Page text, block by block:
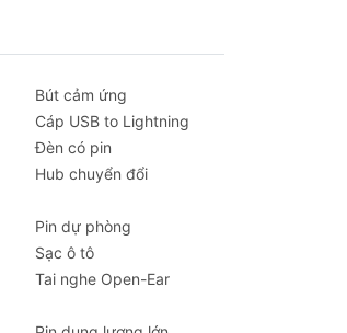
Bút cảm ứng
Cáp USB to Lightning
Đèn có pin
Hub chuyển đổi
Pin dự phòng
Sạc ô tô
Tai nghe Open-Ear